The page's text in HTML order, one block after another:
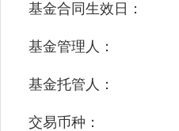
基金合同生效日：
基金管理人：
基金托管人：
交易币种：